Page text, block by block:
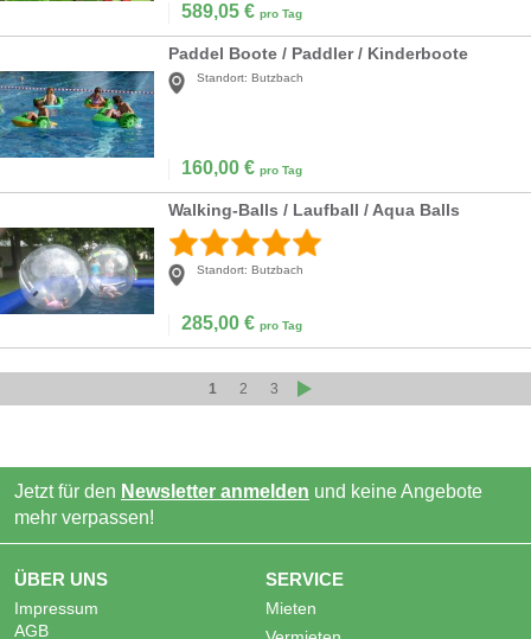
589,05 € pro Tag
Paddel Boote / Paddler / Kinderboote
Standort: Butzbach
160,00 € pro Tag
Walking-Balls / Laufball / Aqua Balls
Standort: Butzbach
285,00 € pro Tag
1 2 3
Jetzt für den Newsletter anmelden und keine Angebote
mehr verpassen!
ÜBER UNS
Impressum
AGB
SERVICE
Mieten